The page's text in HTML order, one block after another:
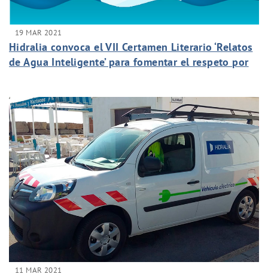
19 MAR 2021
Hidralia convoca el VII Certamen Literario ‘Relatos
de Agua Inteligente’ para fomentar el respeto por
11 MAR 2021